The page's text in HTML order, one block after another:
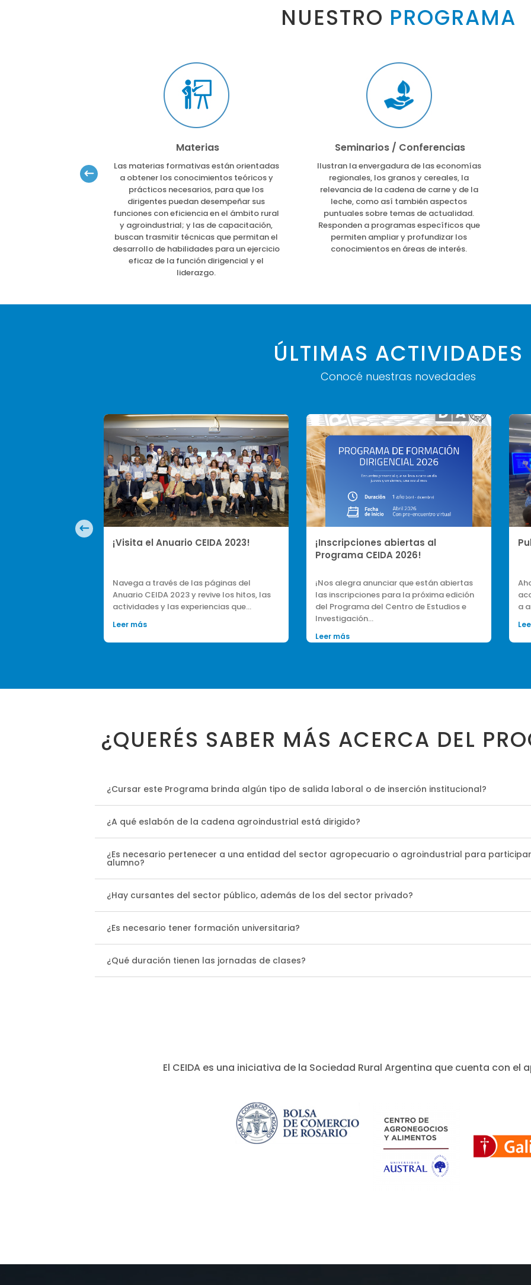
NUESTRO PROGRAMA
Materias
Las materias formativas están orientadas
a obtener los conocimientos teóricos y
prácticos necesarios, para que los
dirigentes puedan desempeñar sus
funciones con eficiencia en el ámbito rural
y agroindustrial; y las de capacitación,
buscan trasmitir técnicas que permitan el
desarrollo de habilidades para un ejercicio
eficaz de la función dirigencial y el
liderazgo.
Seminarios / Conferencias
Ilustran la envergadura de las economías
regionales, los granos y cereales, la
relevancia de la cadena de carne y de la
leche, como así también aspectos
puntuales sobre temas de actualidad.
Responden a programas específicos que
permiten ampliar y profundizar los
conocimientos en áreas de interés.
ÚLTIMAS ACTIVIDADES
Conocé nuestras novedades
¡Inscripciones abiertas al
¡Nos alegra anunciar que están abiertas
las inscripciones para la próxima edición
del Programa del Centro de Estudios e
Investigación…
Publicaciones
Ahora en nuestra página web puedes
acceder y leer los trabajos finales que año
a año se presentan del curso…
Leer más
¿QUERÉS SABER MÁS ACERCA DEL
¿Cursar este Programa brinda algún tipo de salida laboral o de inserción institucional?
¿A qué eslabón de la cadena agroindustrial está dirigido?
¿Es necesario pertenecer a una entidad del sector agropecuario o agroindustrial para
alumno?
¿Hay cursantes del sector público, además de los del sector privado?
¿Es necesario tener formación universitaria?
¿Qué duración tienen las jornadas de clases?
El CEIDA es una iniciativa de la Sociedad Rural Argentina que cuenta con el